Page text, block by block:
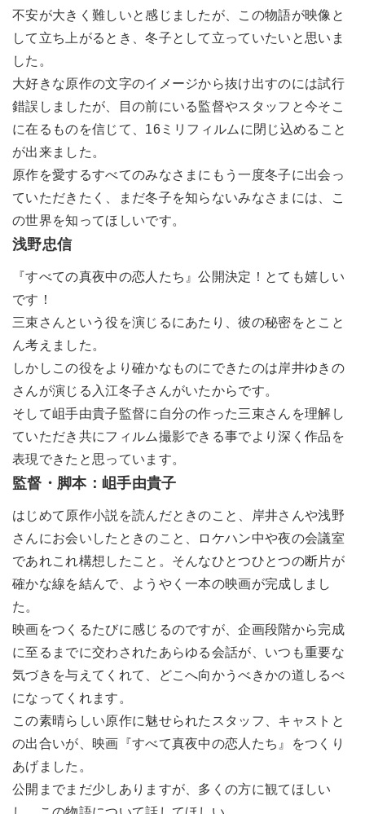
不安が大きく難しいと感じましたが、この物語が映像と
して立ち上がるとき、冬子として立っていたいと思いま
した。
大好きな原作の文字のイメージから抜け出すのには試行
錯誤しましたが、目の前にいる監督やスタッフと今そこ
に在るものを信じて、16ミリフィルムに閉じ込めること
が出来ました。
原作を愛するすべてのみなさまにもう一度冬子に出会っ
ていただきたく、まだ冬子を知らないみなさまには、こ
の世界を知ってほしいです。
浅野忠信
『すべての真夜中の恋人たち』公開決定！とても嬉しい
です！
三束さんという役を演じるにあたり、彼の秘密をとこと
ん考えました。
しかしこの役をより確かなものにできたのは岸井ゆきの
さんが演じる入江冬子さんがいたからです。
そして岨手由貴子監督に自分の作った三束さんを理解し
ていただき共にフィルム撮影できる事でより深く作品を
表現できたと思っています。
監督・脚本：岨手由貴子
はじめて原作小説を読んだときのこと、岸井さんや浅野
さんにお会いしたときのこと、ロケハン中や夜の会議室
であれこれ構想したこと。そんなひとつひとつの断片が
確かな線を結んで、ようやく一本の映画が完成しまし
た。
映画をつくるたびに感じるのですが、企画段階から完成
に至るまでに交わされたあらゆる会話が、いつも重要な
気づきを与えてくれて、どこへ向かうべきかの道しるべ
になってくれます。
この素晴らしい原作に魅せられたスタッフ、キャストと
の出合いが、映画『すべて真夜中の恋人たち』をつくり
あげました。
公開までまだ少しありますが、多くの方に観てほしい